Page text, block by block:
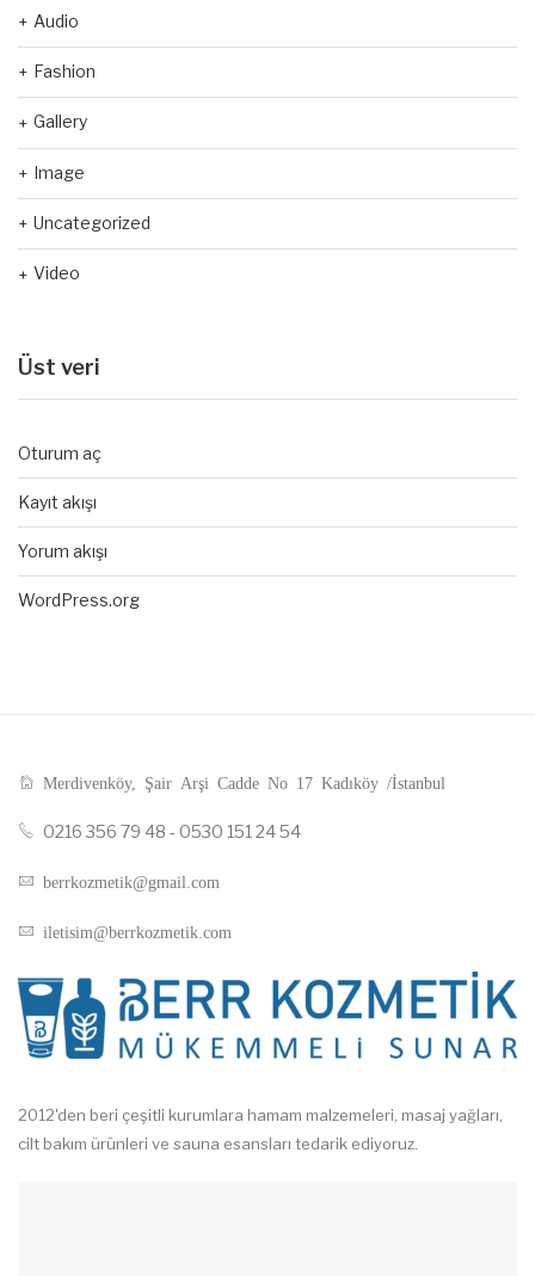
Audio
Fashion
Gallery
Image
Uncategorized
Video
Üst veri
Oturum aç
Kayıt akışı
Yorum akışı
WordPress.org
Merdivenköy, Şair Arşi Cadde No 17 Kadıköy /İstanbul
0216 356 79 48 - 0530 151 24 54
berrkozmetik@gmail.com
iletisim@berrkozmetik.com
2012'den beri çeşitli kurumlara hamam malzemeleri, masaj yağları,
cilt bakım ürünleri ve sauna esansları tedarik ediyoruz.